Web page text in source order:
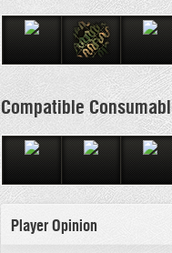
Compatible
Player Opinion